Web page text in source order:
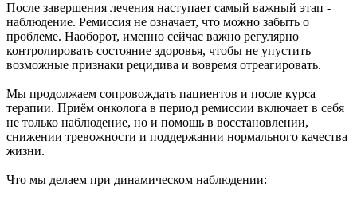
После завершения лечения наступает самый важный этап -
наблюдение. Ремиссия не означает, что можно забыть о
проблеме. Наоборот, именно сейчас важно регулярно
контролировать состояние здоровья, чтобы не упустить
возможные признаки рецидива и вовремя отреагировать.
Мы продолжаем сопровождать пациентов и после курса
терапии. Приём онколога в период ремиссии включает в себя
не только наблюдение, но и помощь в восстановлении,
снижении тревожности и поддержании нормального качества
жизни.
Что мы делаем при динамическом наблюдении: